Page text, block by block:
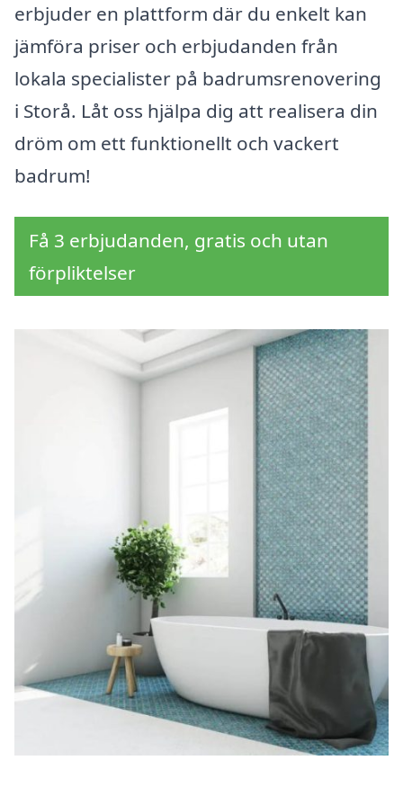
erbjuder en plattform där du enkelt kan
jämföra priser och erbjudanden från
lokala specialister på badrumsrenovering
i Storå. Låt oss hjälpa dig att realisera din
dröm om ett funktionellt och vackert
badrum!
Få 3 erbjudanden, gratis och utan
förpliktelser